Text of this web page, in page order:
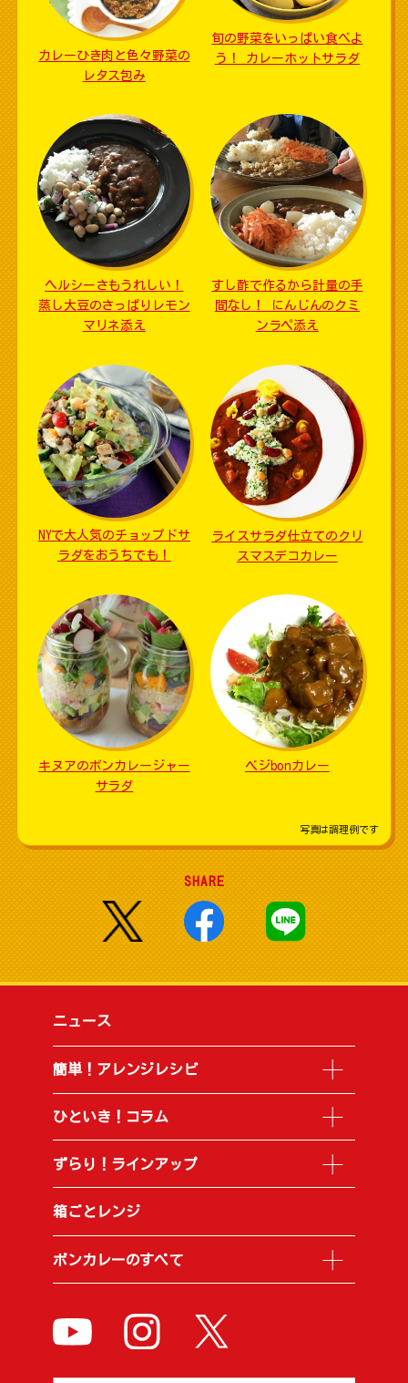
カレーひき肉と色々野菜の
レタス包み
旬の野菜をいっぱい食べよ
う！ カレーホットサラダ
ヘルシーさもうれしい！
蒸し大豆のさっぱりレモン
マリネ添え
すし酢で作るから計量の手
間なし！ にんじんのクミ
ンラペ添え
NYで大人気のチョップドサ
ラダをおうちでも！
ライスサラダ仕立てのクリ
スマスデコカレー
キヌアのボンカレージャー
サラダ
ベジbonカレー
写真は調理例です
SHARE
ニュース
簡単！アレンジレシピ
ひといき！コラム
ずらり！ラインアップ
箱ごとレンジ
ボンカレーのすべて